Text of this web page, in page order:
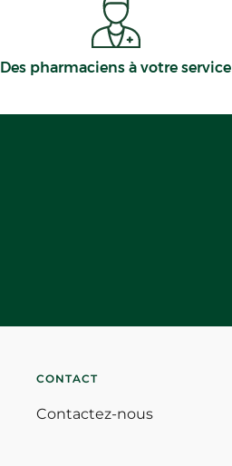
Des pharmaciens à votre service
CONTACT
Contactez-nous